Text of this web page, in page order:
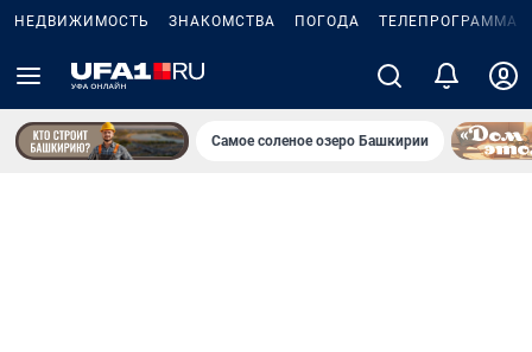
НЕДВИЖИМОСТЬ ЗНАКОМСТВА ПОГОДА ТЕЛЕПРОГРАММА
Самое соленое озеро Башкирии